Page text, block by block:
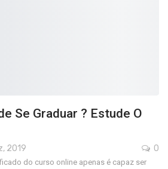
Se Graduar ? Estude O
2019 0
do curso online apenas é capaz ser